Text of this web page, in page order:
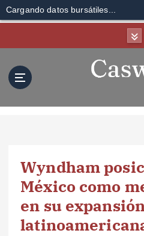
Cargando datos bursátiles...
Wyndham
México como
en su